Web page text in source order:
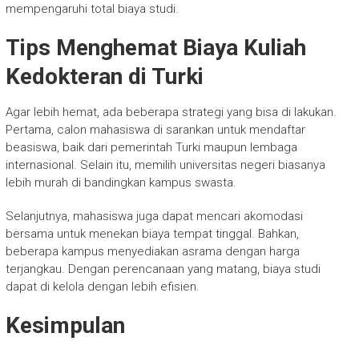
mempengaruhi total biaya studi.
Tips Menghemat Biaya Kuliah
Kedokteran di Turki
Agar lebih hemat, ada beberapa strategi yang bisa di lakukan.
Pertama, calon mahasiswa di sarankan untuk mendaftar
beasiswa, baik dari pemerintah Turki maupun lembaga
internasional. Selain itu, memilih universitas negeri biasanya
lebih murah di bandingkan kampus swasta.
Selanjutnya, mahasiswa juga dapat mencari akomodasi
bersama untuk menekan biaya tempat tinggal. Bahkan,
beberapa kampus menyediakan asrama dengan harga
terjangkau. Dengan perencanaan yang matang, biaya studi
dapat di kelola dengan lebih efisien.
Kesimpulan